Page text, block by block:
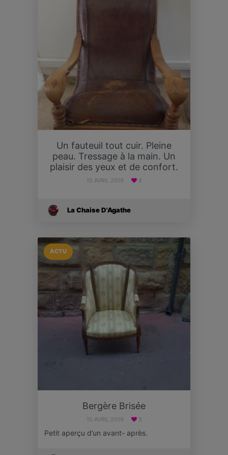
Un fauteuil tout cuir. Pleine
peau. Tressage à la main. Un
plaisir des yeux et de confort.
15 AVRIL 2019 4
La Chaise D'Agathe
ACTU
Bergère Brisée
15 AVRIL 2019 3
Petit aperçu d’un avant- après.